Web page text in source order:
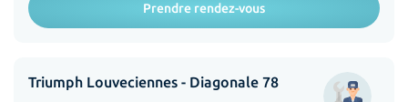
Prendre rendez-vous
Triumph Louveciennes - Diagonale 78